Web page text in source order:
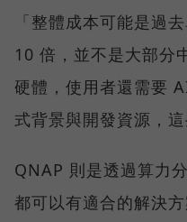
「整體成本可能是過
10 倍，並不是大部分
硬體，使用者還需要
式背景與開發資源，這
QNAP 則是透過算力
都可以有適合的解決